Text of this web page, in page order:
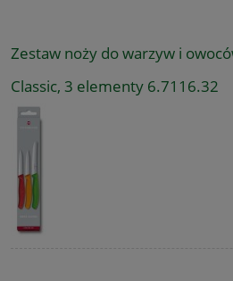
Zestaw noży do warzyw i
Classic, 3 elementy 6.7116.32